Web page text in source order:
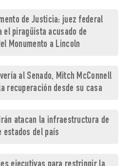
de Justicia: juez federal
piragüista acusado de
Monumento a Lincoln
al Senado, Mitch McConnell
recuperación desde su casa
atacan la infraestructura de
estados del país